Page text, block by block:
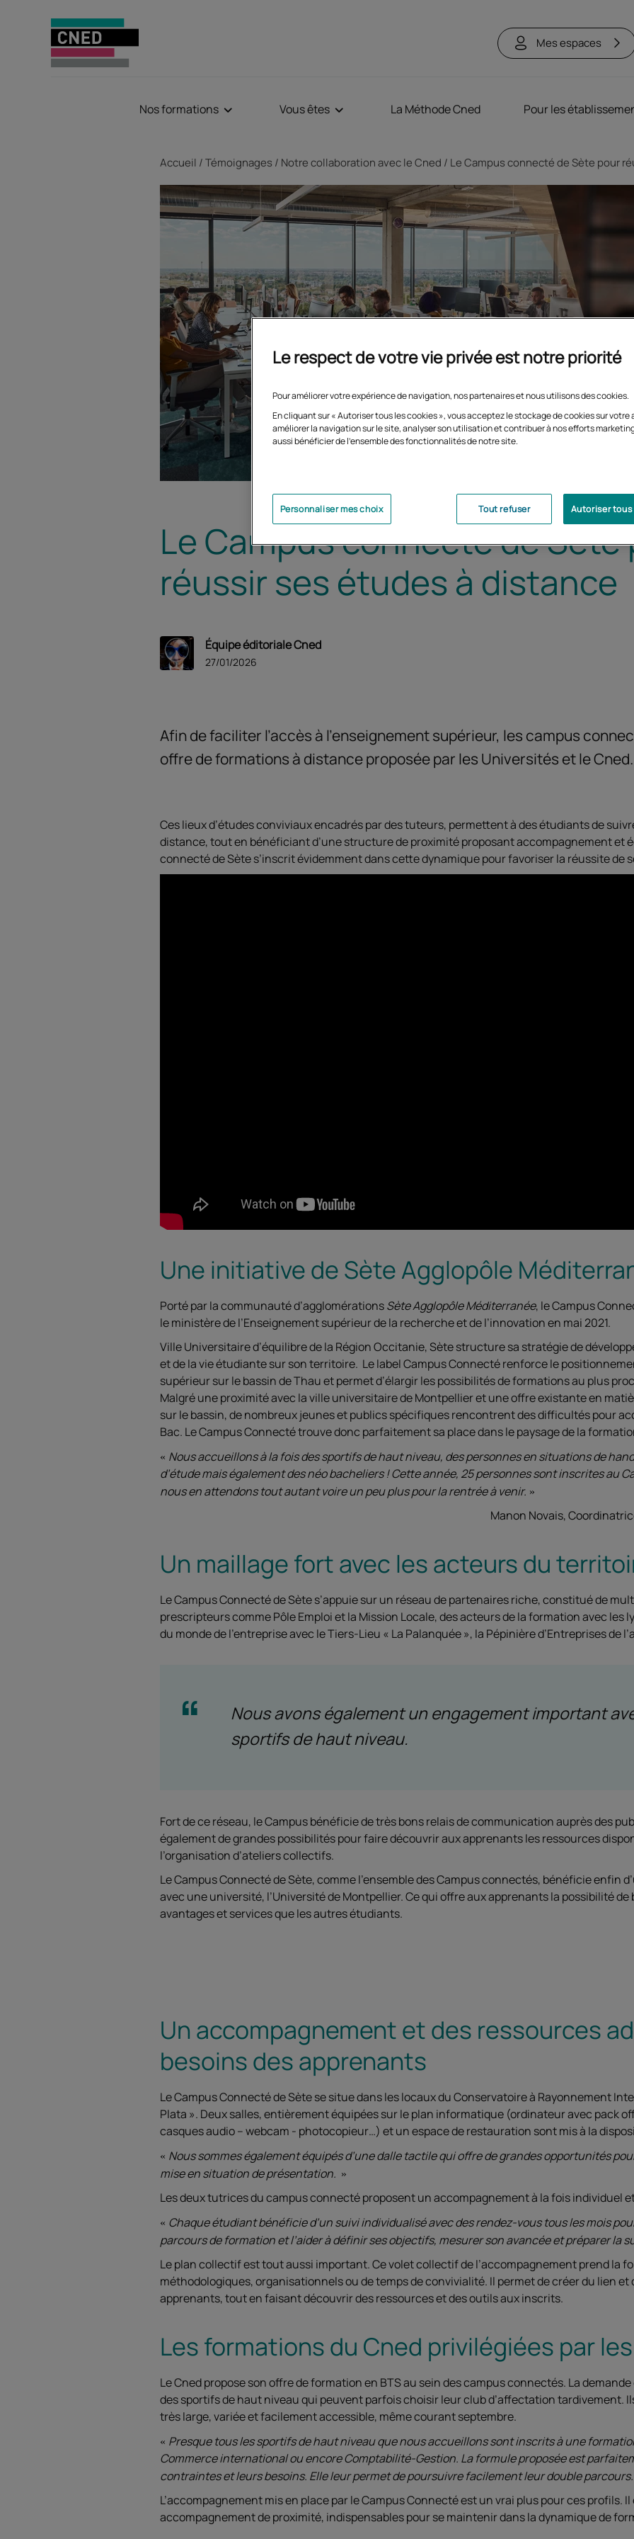
Mes espaces
Nos formations Vous êtes La Méthode Cned Pour les
Accueil Témoignages Notre collaboration avec le Cned Le Campus connecté de Sète pour
Le Campus connecté de Sète
réussir ses études à distance
Équipe éditoriale Cned
27/01/2026
Afin de faciliter l’accès à l’enseignement supérieur, les campus
offre de formations à distance proposée par les Universités et le Cned.
Ces lieux d’études conviviaux encadrés par des tuteurs, permettent à des étudiants de
distance, tout en bénéficiant d’une structure de proximité proposant accompagnement et
connecté de Sète s’inscrit évidemment dans cette dynamique pour favoriser la réussite de
Une initiative de Sète Agglopôle
Porté par la communauté d’agglomérationsSète Agglopôle Méditerranée, le Campus
le ministère de l’Enseignement supérieur de la recherche et de l’innovation en mai 2021.
Ville Universitaire d’équilibre de la Région Occitanie, Sète structure sa stratégie de
et de la vie étudiante sur son territoire. Le label Campus Connecté renforce le
supérieur sur le bassin de Thau et permet d’élargir les possibilités de formations au plus
Malgré une proximité avec la ville universitaire de Montpellier et une offre existante en
sur le bassin, de nombreux jeunes et publics spécifiques rencontrent des difficultés pour
Bac. Le Campus Connecté trouve donc parfaitement sa place dans le paysage de la
Nous accueillons à la fois des sportifs de haut niveau, des personnes en situations de
d’étude mais également des néo bacheliers ! Cette année, 25 personnes sont inscrites au
nous en attendons tout autant voire un peu plus pour la rentrée à venir.
Manon Novais,
Un maillage fort avec les acteurs du
Le Campus Connecté de Sète s’appuie sur un réseau de partenaires riche, constitué de
prescripteurs comme Pôle Emploi et la Mission Locale, des acteurs de la formation avec les
du monde de l’entreprise avec le Tiers-Lieu « La Palanquée », la Pépinière d’Entreprises de
Nous avons également un engagement important
sportifs de haut niveau.
Fort de ce réseau, le Campus bénéficie de très bons relais de communication auprès des
également de grandes possibilités pour faire découvrir aux apprenants les ressources
l’organisation d’ateliers collectifs.
Le Campus Connecté de Sète, comme l’ensemble des Campus connectés, bénéficie enfin
avec une université, l’Université de Montpellier. Ce qui offre aux apprenants la possibilité
avantages et services que les autres étudiants.
Un accompagnement et des ressources
besoins des apprenants
Le Campus Connecté de Sète se situe dans les locaux du Conservatoire à Rayonnement
Plata ». Deux salles, entièrement équipées sur le plan informatique (ordinateur avec pack
casques audio – webcam - photocopieur…) et un espace de restauration sont mis à la
Nous sommes également équipés d’une dalle tactile qui offre de grandes opportunités
mise en situation de présentation.
Les deux tutrices du campus connecté proposent un accompagnement à la fois individuel
Chaque étudiant bénéficie d’un suivi individualisé avec des rendez-vous tous les mois
parcours de formation et l’aider à définir ses objectifs, mesurer son avancée et préparer la
Le plan collectif est tout aussi important. Ce volet collectif de l’accompagnement prend la
méthodologiques, organisationnels ou de temps de convivialité. Il permet de créer du lien et
apprenants, tout en faisant découvrir des ressources et des outils aux inscrits.
Les formations du Cned privilégiées par
Le Cned propose son offre de formation en BTS au sein des campus connectés. La
des sportifs de haut niveau qui peuvent parfois choisir leur club d’affectation tardivement.
très large, variée et facilement accessible, même courant septembre.
Presque tous les sportifs de haut niveau que nous accueillons sont inscrits à une
Commerce international ou encore Comptabilité-Gestion. La formule proposée est
contraintes et leurs besoins. Elle leur permet de poursuivre facilement leur double parcours.
L’accompagnement mis en place par le Campus Connecté est un vrai plus pour ces profils.
accompagnement de proximité, indispensables pour se maintenir dans la dynamique de
Le respect de votre vie privée est notre priorité
Pour améliorer votre expérience de navigation, nos partenaires et nous utilisons des cookies.
En cliquant sur « Autoriser tous les cookies », vous acceptez le stockage de cookies sur votre
améliorer la navigation sur le site, analyser son utilisation et contribuer à nos efforts
aussi bénéficier de l'ensemble des fonctionnalités de notre site.
Tout refuser Autoriser tous
Personnaliser mes choix